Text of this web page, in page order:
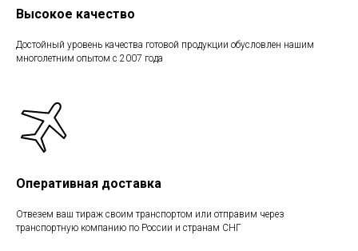
Высокое качество
Достойный уровень качества готовой продукции обусловлен нашим
многолетним опытом с 2007 года
Оперативная доставка
Отвезем ваш тираж своим транспортом или отправим через
транспортную компанию по России и странам СНГ